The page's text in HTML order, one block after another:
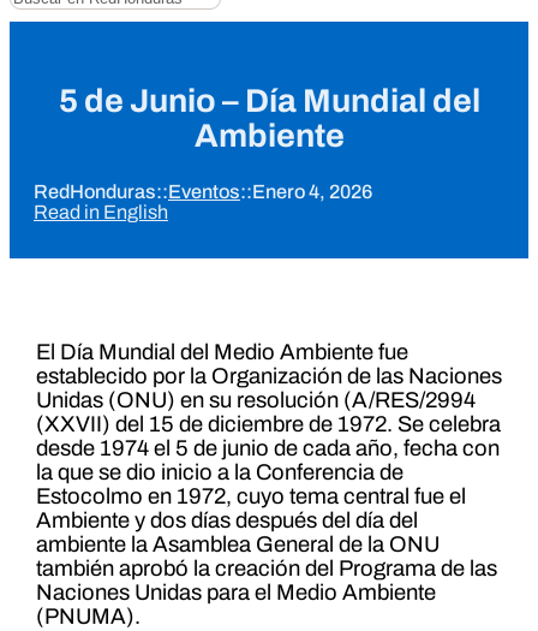
5 de Junio – Día Mundial del
Ambiente
RedHonduras::Eventos::Enero 4, 2026
Read in English
El Día Mundial del Medio Ambiente fue
establecido por la Organización de las Naciones
Unidas (ONU) en su resolución (A/RES/2994
(XXVII) del 15 de diciembre de 1972. Se celebra
desde 1974 el 5 de junio de cada año, fecha con
la que se dio inicio a la Conferencia de
Estocolmo en 1972, cuyo tema central fue el
Ambiente y dos días después del día del
ambiente la Asamblea General de la ONU
también aprobó la creación del Programa de las
Naciones Unidas para el Medio Ambiente
(PNUMA).